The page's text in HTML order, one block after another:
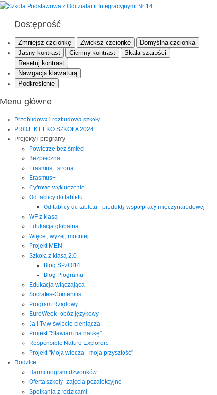
Dostępność
Zmniejsz czcionkę Zwiększ czcionkę
Domyślna czcionka
Jasny kontrast
Ciemny kontrast
Skala szarości
Resetuj kontrast
Nawigacja klawiaturą
Podkreślenie
Menu główne
Przebudowa i rozbudowa szkoły
PROJEKT EKO SZKOŁA 2024
Projekty i programy
Powietrze bez śmieci
Bezpieczna+
Erasmus+ strona
Erasmus+
Cyfrowe wykluczenie
Od tablicy do tabletu
Od tablicy do tabletu - produkty współpracy międzynarodowej
WF z klasą
Edukacja globalna
Więcej, wyżej, mocniej...
Projekt MEN
Szkoła z klasą 2.0
Blog SPzOI14
Blog Programu
Edukacja włączająca
Socrates-Comenius
Program Rządowy
EuroWeek- obóz językowy
Ja i Ty w świecie pieniądza
Projekt "Stawiam na naukę"
Responsible Nature Explorers
Projekt "Moja wiedza - moja przyszłość"
Rodzice
Harmonogram dzwonków
Oferta szkoły- zajęcia pozalekcyjne
Spotkania z rodzicami